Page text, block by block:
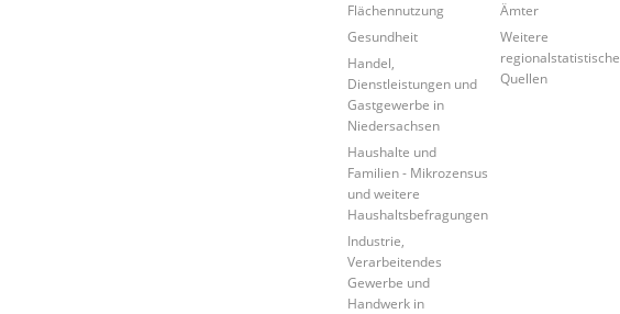
Flächennutzung
Gesundheit
Handel,
Dienstleistungen und
Gastgewerbe in
Niedersachsen
Haushalte und
Familien - Mikrozensus
und weitere
Haushaltsbefragungen
Industrie,
Verarbeitendes
Gewerbe und
Handwerk in
Ämter
Weitere
regionalstatistische
Quellen